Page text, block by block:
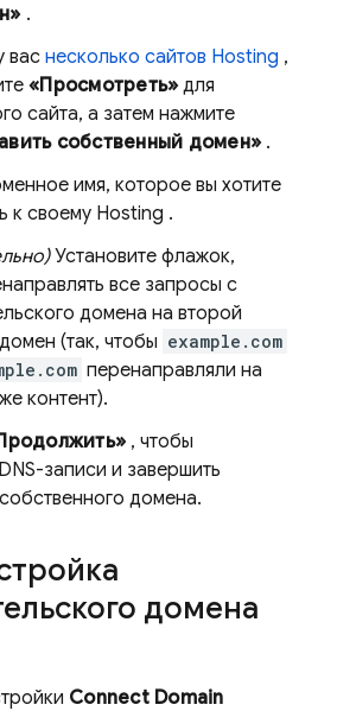
.
васнесколько сайтов Hosting ,
«Просмотреть» для
сайта, а затем нажмите
собственный домен» .
имя, которое вы хотите
к своему Hosting .
Установите флажок,
все запросы с
домена на второй
(так, чтобы example.com
перенаправляли на
контент).
, чтобы
записи и завершить
домена.
домена
Connect Domain